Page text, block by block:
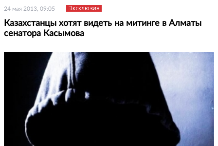
24 мая 2013, 09:05 Эксклюзив
Казахстанцы хотят видеть на митинге в Алматы
сенатора Касымова